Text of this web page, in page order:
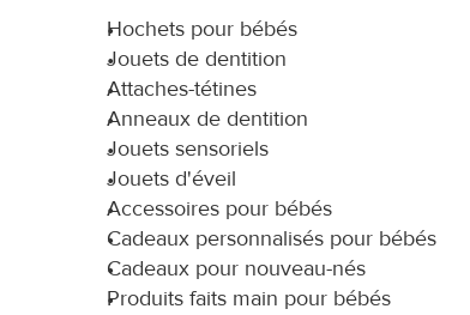
Hochets pour bébés
Jouets de dentition
Attaches-tétines
Anneaux de dentition
Jouets sensoriels
Jouets d'éveil
Accessoires pour bébés
Cadeaux personnalisés pour bébés
Cadeaux pour nouveau-nés
Produits faits main pour bébés